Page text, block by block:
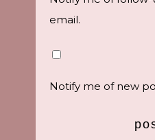
email.
Notify me of new